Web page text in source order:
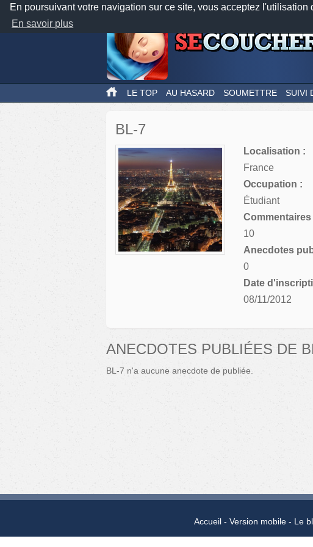
En poursuivant votre navigation sur ce site, vous acceptez
En savoir plus
LE TOP AU HASARD SOUMETTRE SUIVI
BL-7
Localisation :
France
Occupation :
Étudiant
10
Anecdotes
0
Date
08/11/2012
ANECDOTES PUBLIÉES DE
BL-7 n'a aucune anecdote de publiée.
Accueil Version mobile Le